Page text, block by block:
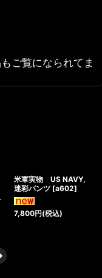
ご覧になられてま
米軍実物 US NAVY,
迷彩パンツ [a602]
7,800円(税込)